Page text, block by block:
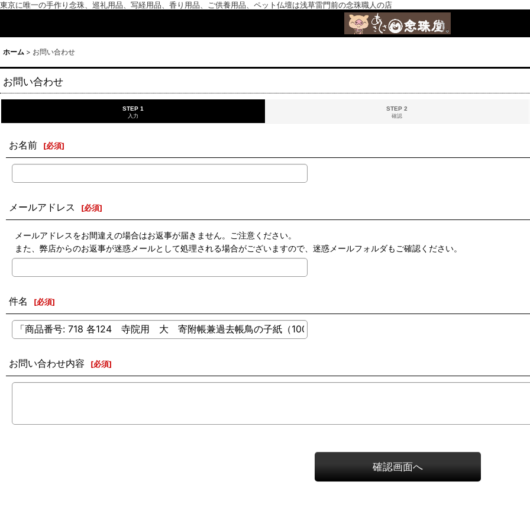
東京に唯一の手作り念珠、巡礼用品、写経用品、香り用品、ご供養用品、ペット仏壇は浅草雷門前の念珠職人の店
ホーム > お問い合わせ
お問い合わせ
STEP 1
入力
STEP 2
確認
お名前 [必須]
メールアドレス [必須]
メールアドレスをお間違えの場合はお返事が届きません。ご注意ください。
また、弊店からのお返事が迷惑メールとして処理される場合がございますので、迷惑メールフォルダもご確認ください。
件名 [必須]
お問い合わせ内容 [必須]
確認画面へ